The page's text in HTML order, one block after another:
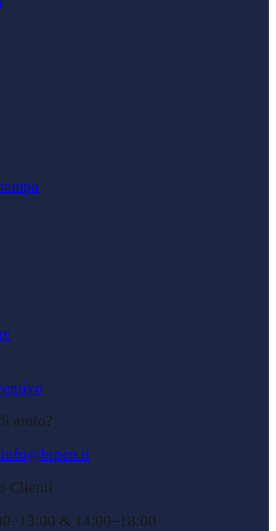
aiuto?
info@bipen.it
Clienti
& 14:00–18:00